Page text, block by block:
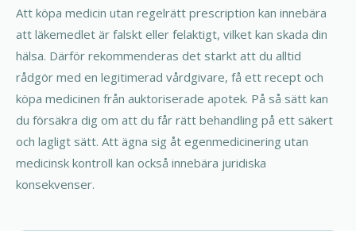
Att köpa medicin utan regelrätt prescription kan innebära
att läkemedlet är falskt eller felaktigt, vilket kan skada din
hälsa. Därför rekommenderas det starkt att du alltid
rådgör med en legitimerad vårdgivare, få ett recept och
köpa medicinen från auktoriserade apotek. På så sätt kan
du försäkra dig om att du får rätt behandling på ett säkert
och lagligt sätt. Att ägna sig åt egenmedicinering utan
medicinsk kontroll kan också innebära juridiska
konsekvenser.